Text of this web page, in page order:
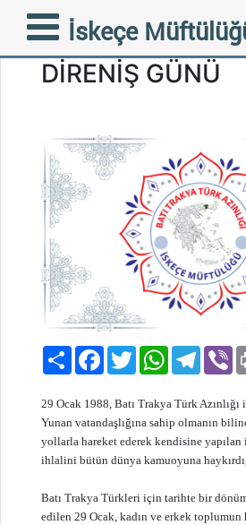
İskeçe
29 OCAK
DAYANIŞMA VE
DİRENİŞ GÜNÜ
PaylaşFacebook
TwitterWhatsApp
29 Ocak 1988, Batı Trakya Türk
Yunan vatandaşlığına sahip olmanın
yollarla hareket ederek kendisine yapılan
ihlalini bütün dünya kamuoyuna
Batı Trakya Türkleri için tarihte bir
edilen 29 Ocak, kadın ve erkek